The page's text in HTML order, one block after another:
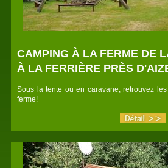
CAMPING À LA FERME DE
À LA FERRIÈRE PRÈS
Sous la tente ou en caravane, retrouvez
ferme!